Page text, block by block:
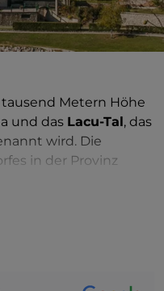
Metern Höhe
und das Lacu-Tal , das
wird. Die
in der Provinz
von